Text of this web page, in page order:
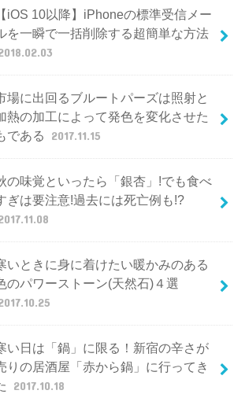
【iOS 10以降】iPhoneの標準受信メー
を一瞬で一括削除する超簡単な方法
場に出回るブルートパーズは照射と
熱の加工によって発色を変化させた
である
2017.11.15
の味覚といったら「銀杏」!でも食べ
ぎは要注意!過去には死亡例も!?
いときに身に着けたい暖かみのある
のパワーストーン(天然石)４選
い日は「鍋」に限る！新宿の辛さが
りの居酒屋「赤から鍋」に行ってき
2017.10.18